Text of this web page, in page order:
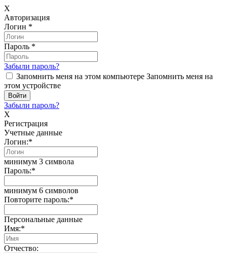
X
Авторизация
Логин *
Пароль *
Забыли пароль?
Запомнить меня на этом компьютере Запомнить меня на
этом устройстве
Забыли пароль?
X
Регистрация
Учетные данные
Логин:*
минимум 3 символа
Пароль:*
минимум 6 символов
Повторите пароль:*
Персональные данные
Имя:*
Отчество: